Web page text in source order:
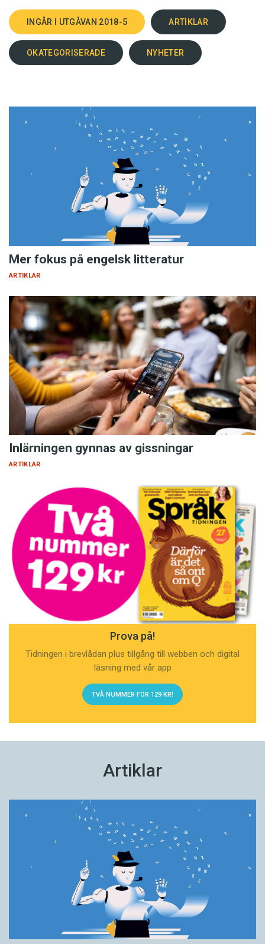
INGÅR I UTGÅVAN 2018-5 ARTIKLAR
OKATEGORISERADE NYHETER
Mer fokus på engelsk litteratur
ARTIKLAR
Inlärningen gynnas av gissningar
ARTIKLAR
Prova på!
Tidningen i brevlådan plus tillgång till webben och digital
läsning med vår app
TVÅ NUMMER FÖR 129 KR!
Artiklar